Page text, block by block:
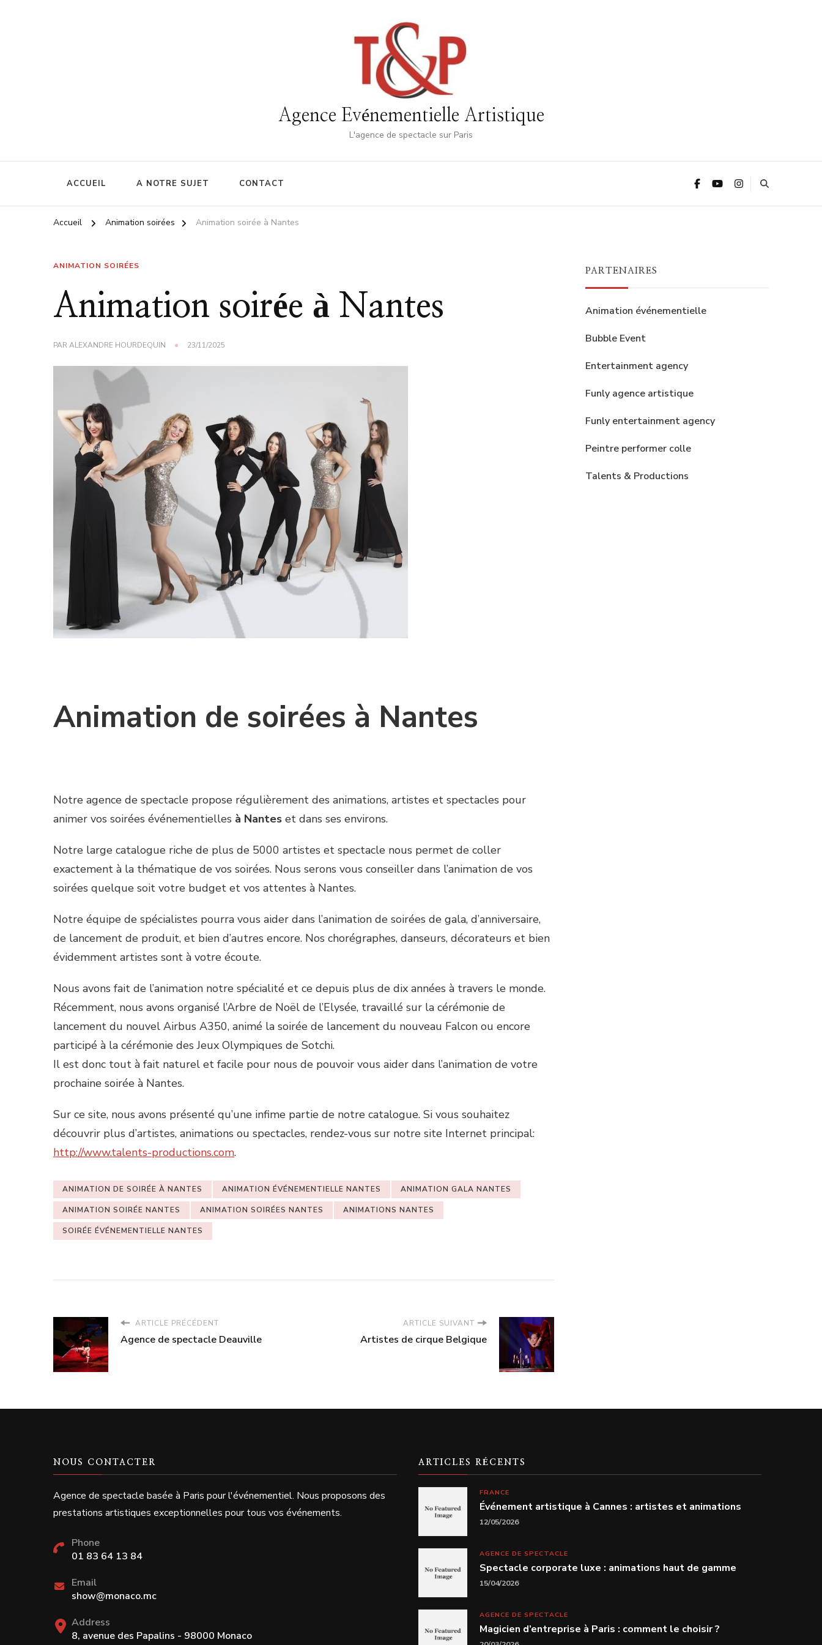
Agence Evénementielle Artistique
L'agence de spectacle sur Paris
ACCUEIL A NOTRE SUJET CONTACT
Accueil Animation soirées Animation soirée à Nantes
ANIMATION SOIRÉES
Animation soirée à Nantes
PARALEXANDRE HOURDEQUIN 23/11/2025
Animation de soirées à Nantes
Notre agence de spectacle propose régulièrement des animations, artistes et spectacles pour
animer vos soirées événementielles à Nantes et dans ses environs.
Notre large catalogue riche de plus de 5000 artistes et spectacle nous permet de coller
exactement à la thématique de vos soirées. Nous serons vous conseiller dans l’animation de vos
soirées quelque soit votre budget et vos attentes à Nantes.
Notre équipe de spécialistes pourra vous aider dans l’animation de soirées de gala, d’anniversaire,
de lancement de produit, et bien d’autres encore. Nos chorégraphes, danseurs, décorateurs et bien
évidemment artistes sont à votre écoute.
Nous avons fait de l’animation notre spécialité et ce depuis plus de dix années à travers le monde.
Récemment, nous avons organisé l’Arbre de Noël de l’Elysée, travaillé sur la cérémonie de
lancement du nouvel Airbus A350, animé la soirée de lancement du nouveau Falcon ou encore
participé à la cérémonie des Jeux Olympiques de Sotchi.
Il est donc tout à fait naturel et facile pour nous de pouvoir vous aider dans l’animation de votre
prochaine soirée à Nantes.
Sur ce site, nous avons présenté qu’une infime partie de notre catalogue. Si vous souhaitez
découvrir plus d’artistes, animations ou spectacles, rendez-vous sur notre site Internet principal:
http://www.talents-productions.com.
ANIMATION DE SOIRÉE À NANTES ANIMATION ÉVÉNEMENTIELLE NANTES ANIMATION GALA NANTES
ANIMATION SOIRÉE NANTES ANIMATION SOIRÉES NANTES ANIMATIONS NANTES
SOIRÉE ÉVÉNEMENTIELLE NANTES
ARTICLE PRÉCÉDENT
Agence de spectacle Deauville
ARTICLE SUIVANT
Artistes de cirque Belgique
PARTENAIRES
Animation événementielle
Bubble Event
Entertainment agency
Funly agence artistique
Funly entertainment agency
Peintre performer colle
Talents & Productions
NOUS CONTACTER
Agence de spectacle basée à Paris pour l'événementiel. Nous proposons des
prestations artistiques exceptionnelles pour tous vos événements.
Phone
01 83 64 13 84
Email
show@monaco.mc
Address
8, avenue des Papalins - 98000 Monaco
ARTICLES RÉCENTS
FRANCE
Événement artistique à Cannes : artistes et animations
12/05/2026
AGENCE DE SPECTACLE
Spectacle corporate luxe : animations haut de gamme
15/04/2026
AGENCE DE SPECTACLE
Magicien d’entreprise à Paris : comment le choisir ?